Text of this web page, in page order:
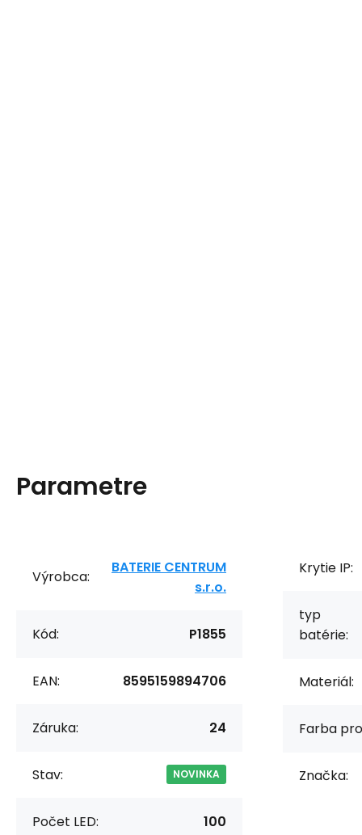
Parametre
Výrobca:
BATERIE CENTRUM
s.r.o.
Kód: P1855
EAN: 8595159894706
Záruka: 24
Stav: NOVINKA
Počet LED: 100
Krytie IP:
typ
batérie:
Materiál:
Farba
Značka: